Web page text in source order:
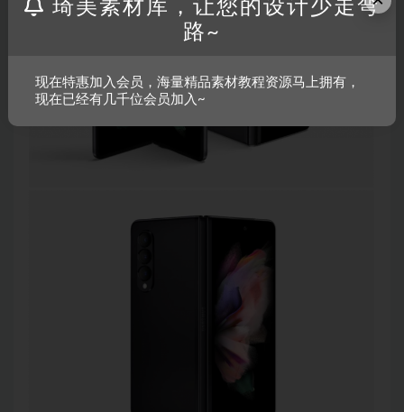
琦美素材库，让您的设计少走弯
路~
现在特惠加入会员，海量精品素材教程资源马上拥有，
现在已经有几千位会员加入~